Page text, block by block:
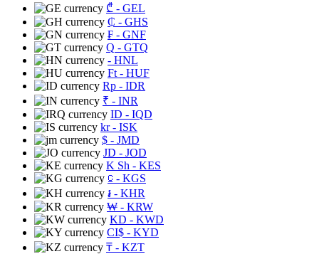
₾ - GEL
₵ - GHS
₣ - GNF
Q - GTQ
- HNL
Ft - HUF
Rp - IDR
₹ - INR
ID - IQD
kr- ISK
$ - JMD
JD - JOD
K Sh - KES
⃀ - KGS
៛ - KHR
₩ - KRW
KD - KWD
CI$ - KYD
₸ - KZT